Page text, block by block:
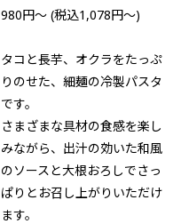
980円～ (税込1,078円～)
タコと長芋、オクラをたっぷ
りのせた、細麺の冷製パスタ
です。
さまざまな具材の食感を楽し
みながら、出汁の効いた和風
のソースと大根おろしでさっ
ぱりとお召し上がりいただけ
ます。